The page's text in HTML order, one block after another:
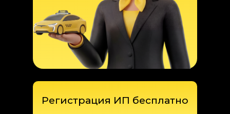
Регистрация ИП бесплатно